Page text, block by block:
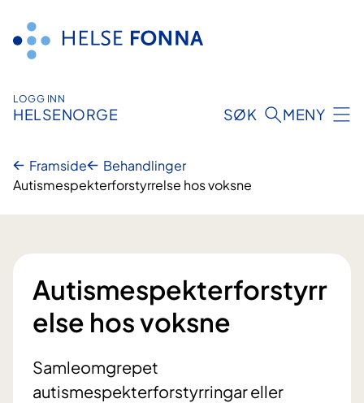
innhald
LOGG INN
HELSENORGE SØK MENY
Framside
Behandlinger
Autismespekterforstyrrelse hos voksne
Autismespekterforstyrr
else hos voksne
Samleomgrepet
autismespekterforstyrringar eller